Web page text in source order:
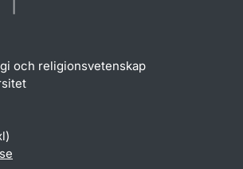
och religionsvetenskap
se